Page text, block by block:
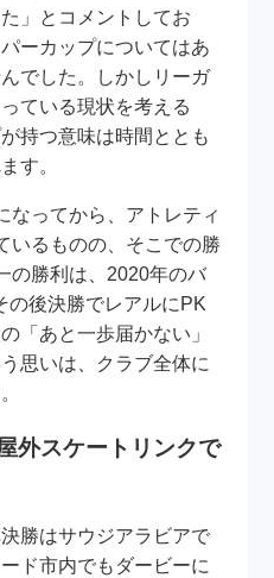
」とコメントしてお
ーカップについてはあ
でした。しかしリーガ
ている現状を考える
持つ意味は時間ととも
す。
なってから、アトレティ
いるものの、そこでの勝
の勝利は、2020年のバ
の後決勝でレアルにPK
「あと一歩届かない」
思いは、クラブ全体に
外スケートリンクで
勝はサウジアラビアで
ド市内でもダービーに